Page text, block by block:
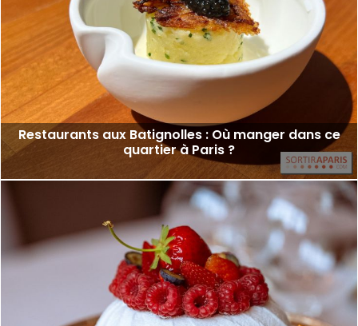
Restaurants aux Batignolles : Où manger dans ce
quartier à Paris ?